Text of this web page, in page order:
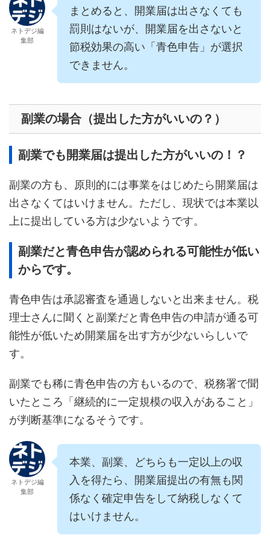
ネトデジ編
集部
まとめると、開業届は出さなくても
罰則はないが、開業届を出さないと
節税効果の高い「青色申告」が選択
できません。
副業の場合（提出した方がいいの？）
副業でも開業届は提出した方がいいの！？
副業の方も、原則的には事業をはじめたら開業届は
出さなくてはいけません。ただし、現状では本業以
上に提出している方は少ないようです。
副業だと青色申告が認められる可能性が低い
からです。
青色申告は承認審査を通過しないと出来ません。税
理士さんに聞くと副業だと青色申告の申請が通る可
能性が低いため開業届を出す方が少ないらしいで
す。
副業でも稀に青色申告の方もいるので、税務署で聞
いたところ「継続的に一定規模の収入があること」
が判断基準になるそうです。
ネトデジ編
集部
本業、副業、どちらも一定以上の収
入を得たら、開業届提出の有無も関
係なく確定申告をして納税しなくて
はいけません。